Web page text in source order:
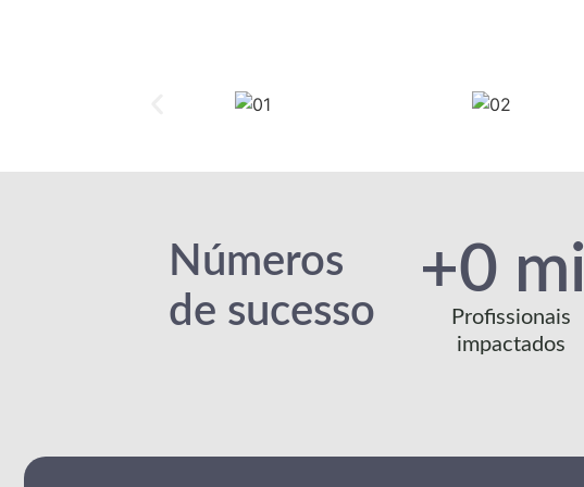
Números
de sucesso
+0 mil
Profissionais
impactados